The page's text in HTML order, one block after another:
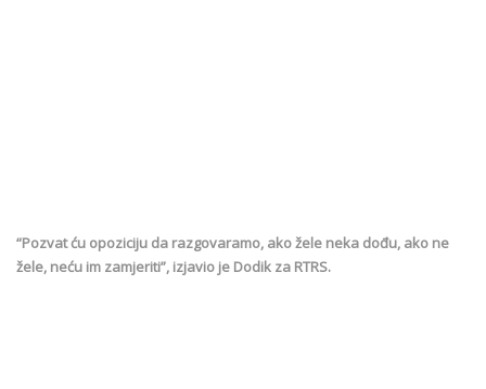
“Pozvat ću opoziciju da razgovaramo, ako žele neka dođu, ako ne
žele, neću im zamjeriti”, izjavio je Dodik za RTRS.